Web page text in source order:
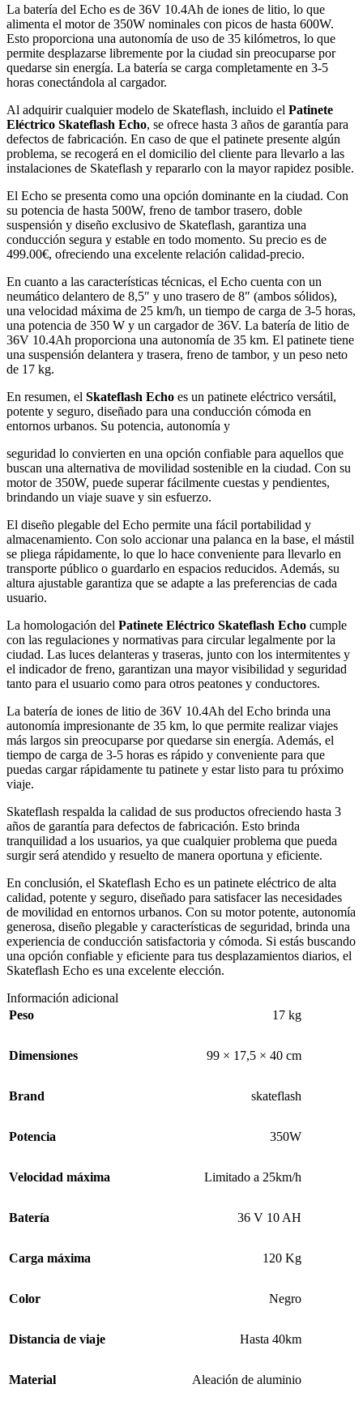
La batería del Echo es de 36V 10.4Ah de iones de litio, lo que
alimenta el motor de 350W nominales con picos de hasta 600W.
Esto proporciona una autonomía de uso de 35 kilómetros, lo que
permite desplazarse libremente por la ciudad sin preocuparse por
quedarse sin energía. La batería se carga completamente en 3-5
horas conectándola al cargador.
Al adquirir cualquier modelo de Skateflash, incluido el Patinete
Eléctrico Skateflash Echo, se ofrece hasta 3 años de garantía para
defectos de fabricación. En caso de que el patinete presente algún
problema, se recogerá en el domicilio del cliente para llevarlo a las
instalaciones de Skateflash y repararlo con la mayor rapidez posible.
El Echo se presenta como una opción dominante en la ciudad. Con
su potencia de hasta 500W, freno de tambor trasero, doble
suspensión y diseño exclusivo de Skateflash, garantiza una
conducción segura y estable en todo momento. Su precio es de
499.00€, ofreciendo una excelente relación calidad-precio.
En cuanto a las características técnicas, el Echo cuenta con un
neumático delantero de 8,5″ y uno trasero de 8″ (ambos sólidos),
una velocidad máxima de 25 km/h, un tiempo de carga de 3-5 horas,
una potencia de 350 W y un cargador de 36V. La batería de litio de
36V 10.4Ah proporciona una autonomía de 35 km. El patinete tiene
una suspensión delantera y trasera, freno de tambor, y un peso neto
de 17 kg.
En resumen, el Skateflash Echo es un patinete eléctrico versátil,
potente y seguro, diseñado para una conducción cómoda en
entornos urbanos. Su potencia, autonomía y
seguridad lo convierten en una opción confiable para aquellos que
buscan una alternativa de movilidad sostenible en la ciudad. Con su
motor de 350W, puede superar fácilmente cuestas y pendientes,
brindando un viaje suave y sin esfuerzo.
El diseño plegable del Echo permite una fácil portabilidad y
almacenamiento. Con solo accionar una palanca en la base, el mástil
se pliega rápidamente, lo que lo hace conveniente para llevarlo en
transporte público o guardarlo en espacios reducidos. Además, su
altura ajustable garantiza que se adapte a las preferencias de cada
usuario.
La homologación del Patinete Eléctrico Skateflash Echo cumple
con las regulaciones y normativas para circular legalmente por la
ciudad. Las luces delanteras y traseras, junto con los intermitentes y
el indicador de freno, garantizan una mayor visibilidad y seguridad
tanto para el usuario como para otros peatones y conductores.
La batería de iones de litio de 36V 10.4Ah del Echo brinda una
autonomía impresionante de 35 km, lo que permite realizar viajes
más largos sin preocuparse por quedarse sin energía. Además, el
tiempo de carga de 3-5 horas es rápido y conveniente para que
puedas cargar rápidamente tu patinete y estar listo para tu próximo
viaje.
Skateflash respalda la calidad de sus productos ofreciendo hasta 3
años de garantía para defectos de fabricación. Esto brinda
tranquilidad a los usuarios, ya que cualquier problema que pueda
surgir será atendido y resuelto de manera oportuna y eficiente.
En conclusión, el Skateflash Echo es un patinete eléctrico de alta
calidad, potente y seguro, diseñado para satisfacer las necesidades
de movilidad en entornos urbanos. Con su motor potente, autonomía
generosa, diseño plegable y características de seguridad, brinda una
experiencia de conducción satisfactoria y cómoda. Si estás buscando
una opción confiable y eficiente para tus desplazamientos diarios, el
Skateflash Echo es una excelente elección.
Información adicional
Peso
17 kg
Dimensiones 99 × 17,5 × 40 cm
Brand skateflash
Potencia 350W
Velocidad máxima Limitado a 25km/h
Batería 36 V 10 AH
Carga máxima 120 Kg
Color Negro
Distancia de viaje Hasta 40km
Material Aleación de aluminio